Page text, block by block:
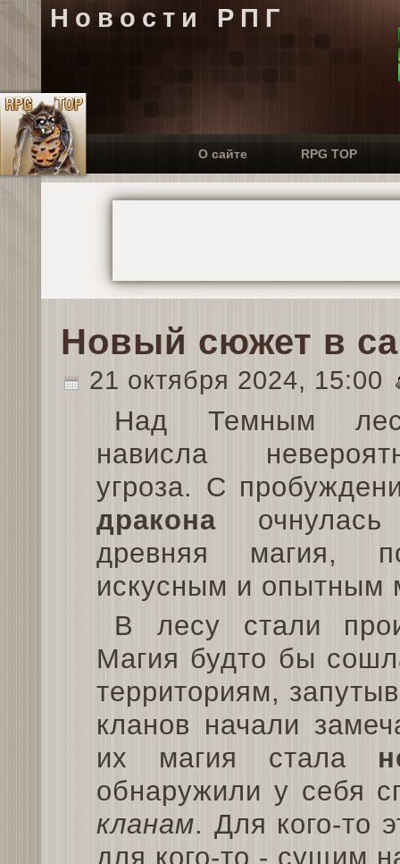
Новости РПГ
О сайте RPG TOP
Новый сюжет в
21 октября 2024, 15:00
Над Темным
нависла
угроза. С
дракона
древняя магия,
искусным и опытным
В лесу стали
Магия будто бы
территориям,
кланов начали
их магия стала
обнаружили у себя
кланам. Для кого-то
для кого-то - сущим